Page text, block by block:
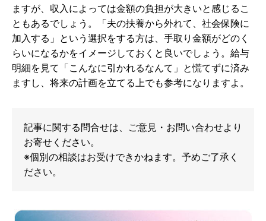
ますが、収入によっては金額の負担が大きいと感じるこ
ともあるでしょう。「夫の扶養から外れて、社会保険に
加入する」という選択をする方は、手取り金額がどのく
らいになるかをイメージしておくと良いでしょう。給与
明細を見て「こんなに引かれるなんて」と慌てずに済み
ますし、将来の計画を立てる上でも参考になりますよ。
記事に関する問合せは、ご意見・お問い合わせより
お寄せください。
※個別の相談はお受けできかねます。予めご了承く
ださい。